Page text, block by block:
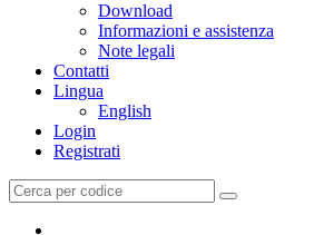
Download
Informazioni e assistenza
Note legali
Contatti
Lingua
English
Login
Registrati